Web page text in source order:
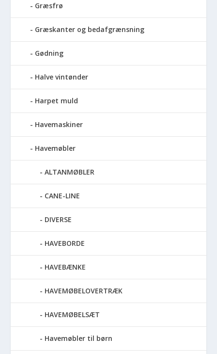
Græsfrø
Græskanter og bedafgrænsning
Gødning
Halve vintønder
Harpet muld
Havemaskiner
Havemøbler
ALTANMØBLER
CANE-LINE
DIVERSE
HAVEBORDE
HAVEBÆNKE
HAVEMØBELOVERTRÆK
HAVEMØBELSÆT
Havemøbler til børn